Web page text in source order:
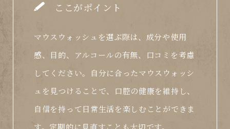
ここがポイント
マウスウォッシュを選ぶ際は、成分や使用
感、目的、アルコールの有無、口コミを考慮
してください。自分に合ったマウスウォッシ
ュを見つけることで、口腔の健康を維持し、
自信を持って日常生活を楽しむことができま
す。定期的に見直すことも大切です。